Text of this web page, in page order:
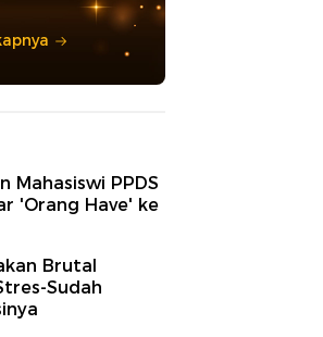
Mahasiswi PPDS
'Orang Have' ke
Brutal
Sudah